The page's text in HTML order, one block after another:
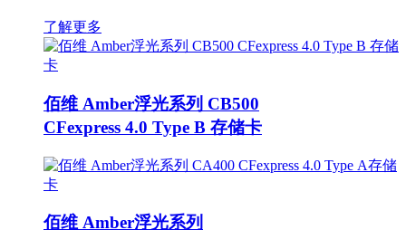
了解更多
佰维 Amber浮光系列 CB500
CFexpress 4.0 Type B 存储卡
佰维 Amber浮光系列